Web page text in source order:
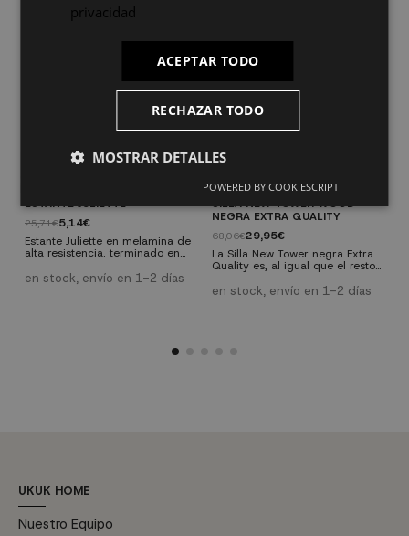
ESTANTE JULIETTE
25,71€5,14€
Estante Juliette en melamina de
alta resistencia. terminado en
colores neutros y líneas sencillas
combinan perfectamente con
en stock, envío en 1-2 días
SILLA NEW TOWER WOOD
NEGRA EXTRA QUALITY
68,06€29,95€
La Silla New Tower negra Extra
Quality es, al igual que el resto
versión actual nacida de uno de
los diseños más exitosos de la
en stock, envío en 1-2 días
UKUK HOME
Nuestro Equipo
privacidad
ACEPTAR TODO
RECHAZAR TODO
MOSTRAR DETALLES
POWERED BY COOKIESCRIPT